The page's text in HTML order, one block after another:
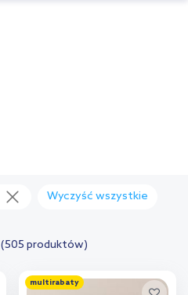
(505 produktów)
Wyczyść wszystkie
multirabaty